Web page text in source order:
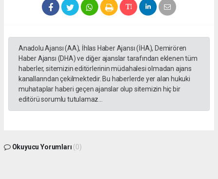
Anadolu Ajansı (AA), İhlas Haber Ajansı (İHA), Demirören
Haber Ajansı (DHA) ve diğer ajanslar tarafından eklenen tüm
haberler, sitemizin editörlerinin müdahalesi olmadan ajans
kanallarından çekilmektedir. Bu haberlerde yer alan hukuki
muhataplar haberi geçen ajanslar olup sitemizin hiç bir
editörü sorumlu tutulamaz...
Okuyucu Yorumları (0)